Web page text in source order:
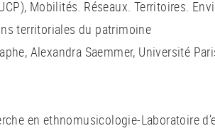
Mobilités. Réseaux. Territoires.
territoriales du patrimoine
Alexandra Saemmer, Université
en ethnomusicologie-Laboratoire